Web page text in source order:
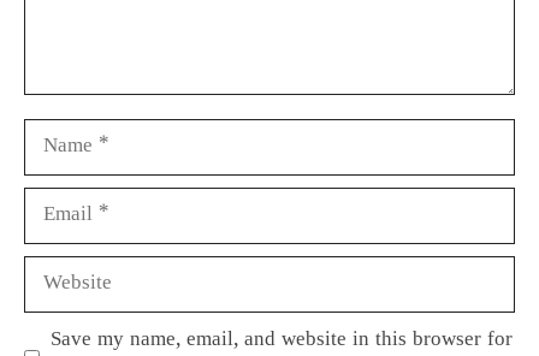
Save my name, email, and website in this browser for